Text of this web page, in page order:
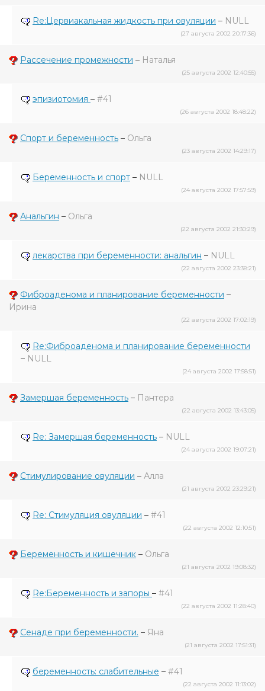
Re:Цервиакальная жидкость при овуляции – NULL
(27 августа 2002 20:17:36)
Рассечение промежности – Наталья
(25 августа 2002 12:40:55)
эпизиотомия – #41
(26 августа 2002 18:48:22)
Спорт и беременность – Ольга
(23 августа 2002 14:29:17)
Беременность и спорт – NULL
(24 августа 2002 17:57:59)
Анальгин – Ольга
(22 августа 2002 21:30:29)
лекарства при беременности: анальгин – NULL
(22 августа 2002 23:38:21)
Фиброаденома и планирование беременности –
Ирина
(22 августа 2002 17:02:19)
Re:Фиброаденома и планирование беременности
– NULL
(24 августа 2002 17:58:51)
Замершая беременность – Пантера
(22 августа 2002 13:43:05)
Re: Замершая беременность – NULL
(24 августа 2002 19:07:21)
Стимулирование овуляции – Алла
(21 августа 2002 23:29:21)
Re: Стимуляция овуляции – #41
(22 августа 2002 12:10:51)
Беременность и кишечник – Ольга
(21 августа 2002 19:08:32)
Re:Беременность и запоры – #41
(22 августа 2002 11:28:40)
Сенаде при беременности. – Яна
(21 августа 2002 17:51:31)
беременность: слабительные – #41
(22 августа 2002 11:13:02)